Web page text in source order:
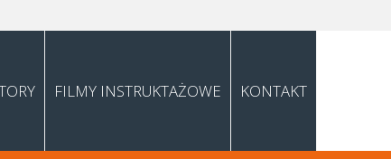
FILMY INSTRUKTAŻOWE KONTAKT